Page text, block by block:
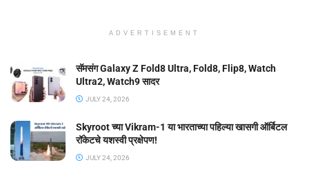
ADVERTISEMENT
सॅमसंग Galaxy Z Fold8 Ultra, Fold8, Flip8, Watch
Ultra2, Watch9 सादर
JULY 24, 2026
Skyroot च्या Vikram-1 या भारताच्या पहिल्या खासगी ऑर्बिटल
रॉकेटचे यशस्वी प्रक्षेपण!
JULY 24, 2026